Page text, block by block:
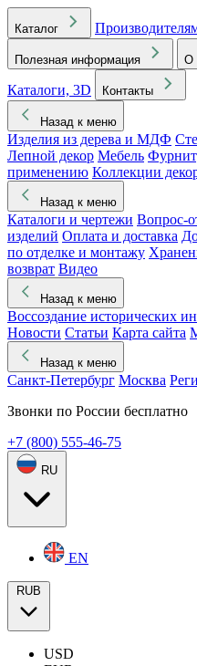
Каталог
Полезная информация О
Каталоги, 3D
Контакты
Назад к меню
Изделия из дерева и МДФ
Лепной декор Мебель
применению Коллекции
Назад к меню
Каталоги и чертежи Вопрос-
изделий Оплата и доставка
по отделке и монтажу
возврат Видео
Назад к меню
Воссоздание исторических
Новости Статьи Карта сайта
Назад к меню
Санкт-Петербург Москва
Звонки по России бесплатно
+7 (800) 555-46-75
RU
EN
RUB
USD